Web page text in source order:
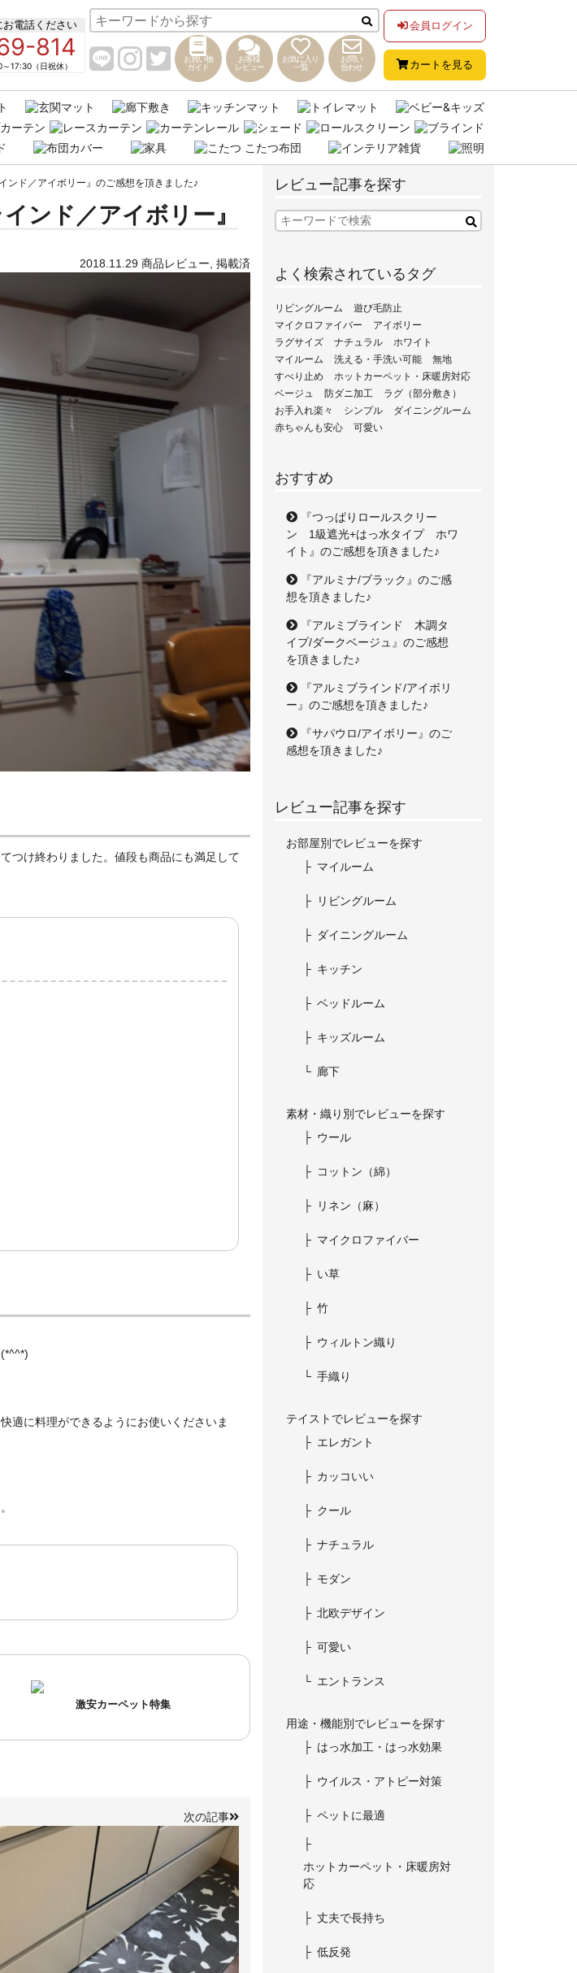
お電話ください
814
17:30（日祝休）
お買い物
ガイド
お客様
レビュー
お気に入り
一覧
お問い
合わせ
会員ログイン
カートを見る
ンド／アイボリー』のご感想を頂きました♪
ンド／アイボリー』
2018.11.29 商品レビュー 掲載済
つけ終わりました。値段も商品にも満足して
適に料理ができるようにお使いくださいま
激安カーペット特集
次の記事
レビュー記事を探す
よく検索されているタグ
リビングルーム
遊び毛防止
マイクロファイバー
アイボリー
ラグサイズ
ナチュラル
ホワイト
マイルーム
洗える・手洗い可能
無地
すべり止め
ホットカーペット・床暖房対応
ベージュ
防ダニ加工
ラグ（部分敷き）
お手入れ楽々
シンプル
ダイニングルーム
赤ちゃんも安心
可愛い
おすすめ
『つっぱりロールスクリー
ン 1級遮光+はっ水タイプ ホワ
イト』のご感想を頂きました♪
『アルミナ/ブラック』のご感
想を頂きました♪
『アルミブラインド 木調タ
イプ/ダークベージュ』のご感想
を頂きました♪
『アルミブラインド/アイボリ
ー』のご感想を頂きました♪
『サパウロ/アイボリー』のご
感想を頂きました♪
レビュー記事を探す
お部屋別でレビューを探す
マイルーム
リビングルーム
ダイニングルーム
キッチン
ベッドルーム
キッズルーム
廊下
素材・織り別でレビューを探す
ウール
コットン（綿）
リネン（麻）
マイクロファイバー
い草
竹
ウィルトン織り
手織り
テイストでレビューを探す
エレガント
カッコいい
クール
ナチュラル
モダン
北欧デザイン
可愛い
エントランス
用途・機能別でレビューを探す
はっ水加工・はっ水効果
ウイルス・アトピー対策
ペットに最適
ホットカーペット・床暖房対
応
丈夫で長持ち
低反発